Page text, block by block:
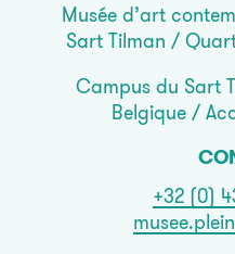
Musée d’art
Sart Tilman /
Campus du Sart
Belgique /
+32 (0)